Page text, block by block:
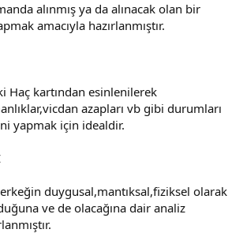
alınmış ya da alınacak olan bir
amacıyla hazırlanmıştır.
Haç kartından esinlenilerek
azapları vb gibi durumları
yapmak için idealdir.
erkeğin duygusal,mantıksal,fiziksel olarak
ve de olacağına dair analiz